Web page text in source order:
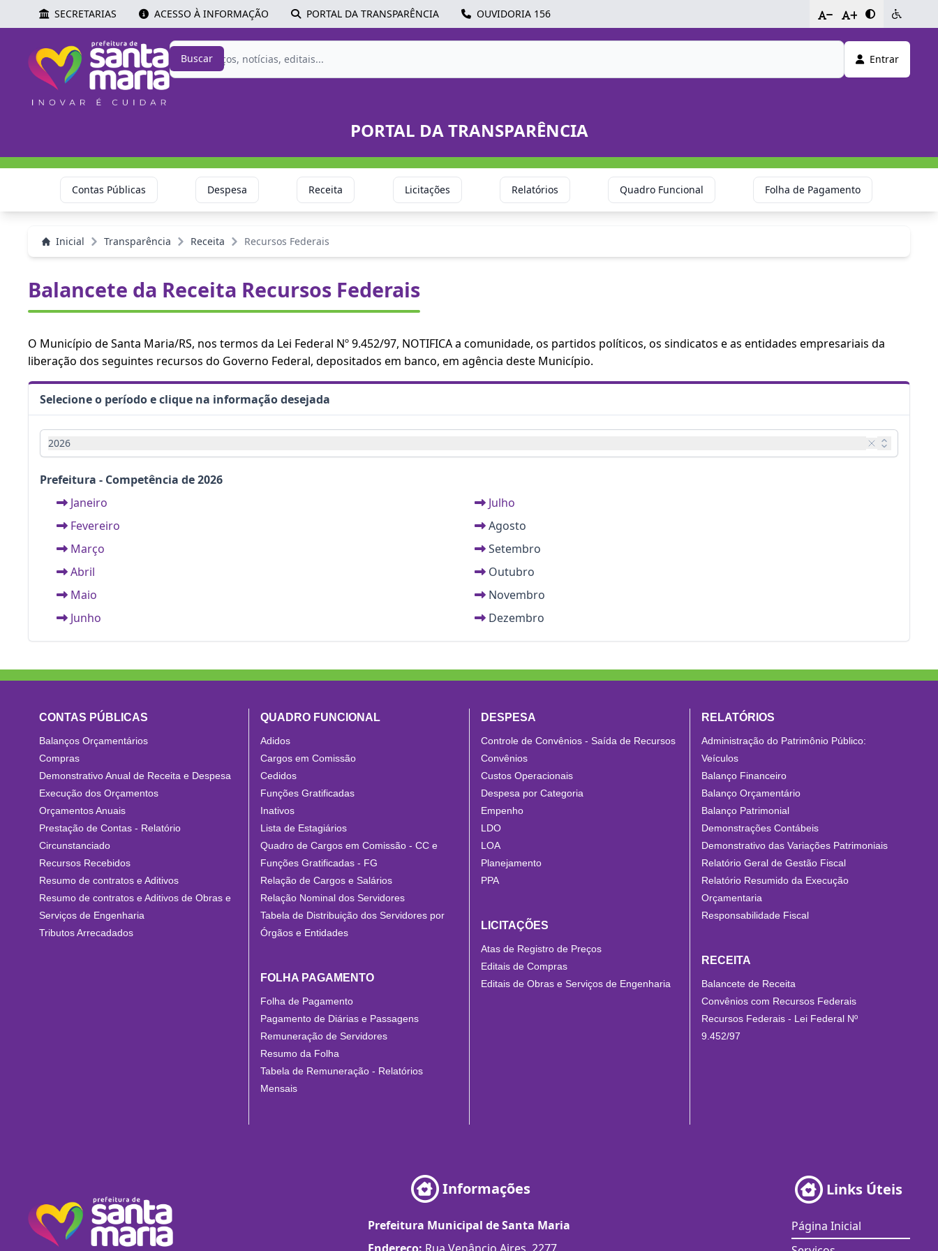
SECRETARIAS ACESSO À INFORMAÇÃO PORTAL DA TRANSPARÊNCIA OUVIDORIA 156 - +
Buscar Entrar
PORTAL DA TRANSPARÊNCIA
Contas Públicas Despesa Receita Licitações Relatórios Quadro Funcional Folha de Pagamento
Inicial Transparência Receita Recursos Federais
Balancete da Receita Recursos Federais
O Município de Santa Maria/RS, nos termos da Lei Federal Nº 9.452/97, NOTIFICA a comunidade, os partidos políticos, os sindicatos e as entidades empresariais da
liberação dos seguintes recursos do Governo Federal, depositados em banco, em agência deste Município.
Selecione o período e clique na informação desejada
2026
Prefeitura - Competência de 2026
Janeiro
Fevereiro
Março
Abril
Maio
Junho
Julho
Agosto
Setembro
Outubro
Novembro
Dezembro
CONTAS PÚBLICAS
Balanços Orçamentários
Compras
Demonstrativo Anual de Receita e Despesa
Execução dos Orçamentos
Orçamentos Anuais
Prestação de Contas - Relatório
Circunstanciado
Recursos Recebidos
Resumo de contratos e Aditivos
Resumo de contratos e Aditivos de Obras e
Serviços de Engenharia
Tributos Arrecadados
QUADRO FUNCIONAL
Adidos
Cargos em Comissão
Cedidos
Funções Gratificadas
Inativos
Lista de Estagiários
Quadro de Cargos em Comissão - CC e
Funções Gratificadas - FG
Relação de Cargos e Salários
Relação Nominal dos Servidores
Tabela de Distribuição dos Servidores por
Órgãos e Entidades
FOLHA PAGAMENTO
Folha de Pagamento
Pagamento de Diárias e Passagens
Remuneração de Servidores
Resumo da Folha
Tabela de Remuneração - Relatórios
Mensais
DESPESA
Controle de Convênios - Saída de Recursos
Convênios
Custos Operacionais
Despesa por Categoria
Empenho
LDO
LOA
Planejamento
PPA
LICITAÇÕES
Atas de Registro de Preços
Editais de Compras
Editais de Obras e Serviços de Engenharia
RELATÓRIOS
Administração do Patrimônio Público:
Veículos
Balanço Financeiro
Balanço Orçamentário
Balanço Patrimonial
Demonstrações Contábeis
Demonstrativo das Variações Patrimoniais
Relatório Geral de Gestão Fiscal
Relatório Resumido da Execução
Orçamentaria
Responsabilidade Fiscal
RECEITA
Balancete de Receita
Convênios com Recursos Federais
Recursos Federais - Lei Federal Nº
9.452/97
Informações
Prefeitura Municipal de Santa Maria
Links Úteis
Página Inicial